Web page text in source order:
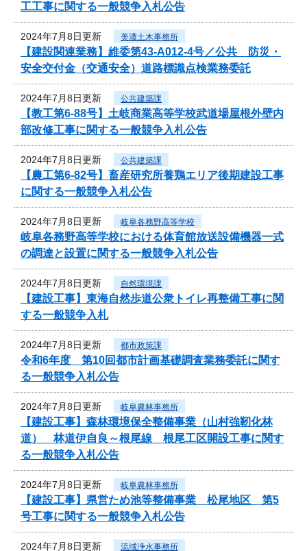
工工事に関する一般競争入札公告
2024年7月8日更新 美濃土木事務所
【建設関連業務】維委第43-A012-4号／公共 防災・
安全交付金（交通安全）道路標識点検業務委託
2024年7月8日更新 公共建築課
【教工第6-88号】土岐商業高等学校武道場屋根外壁内
部改修工事に関する一般競争入札公告
2024年7月8日更新 公共建築課
【農工第6-82号】畜産研究所養鶏エリア後期建設工事
に関する一般競争入札公告
2024年7月8日更新 岐阜各務野高等学校
岐阜各務野高等学校における体育館放送設備機器一式
の調達と設置に関する一般競争入札公告
2024年7月8日更新 自然環境課
【建設工事】東海自然歩道公衆トイレ再整備工事に関
する一般競争入札
2024年7月8日更新 都市政策課
令和6年度 第10回都市計画基礎調査業務委託に関す
る一般競争入札公告
2024年7月8日更新 岐阜農林事務所
【建設工事】森林環境保全整備事業（山村強靭化林
道） 林道伊自良～根尾線 根尾工区開設工事に関す
る一般競争入札公告
2024年7月8日更新 岐阜農林事務所
【建設工事】県営ため池等整備事業 松尾地区 第5
号工事に関する一般競争入札公告
2024年7月8日更新 流域浄水事務所